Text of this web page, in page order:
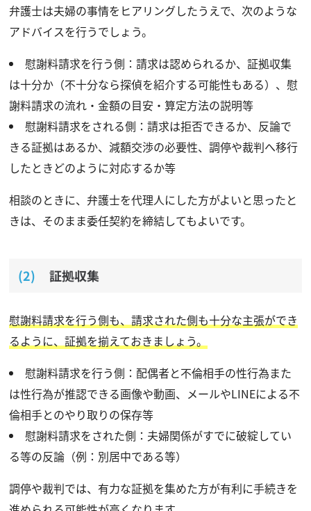
弁護士は夫婦の事情をヒアリングしたうえで、次のような
アドバイスを行うでしょう。
慰謝料請求を行う側：請求は認められるか、証拠収集
は十分か（不十分なら探偵を紹介する可能性もある）、慰
謝料請求の流れ・金額の目安・算定方法の説明等
慰謝料請求をされる側：請求は拒否できるか、反論で
きる証拠はあるか、減額交渉の必要性、調停や裁判へ移行
したときどのように対応するか等
相談のときに、弁護士を代理人にした方がよいと思ったと
きは、そのまま委任契約を締結してもよいです。
証拠収集
慰謝料請求を行う側も、請求された側も十分な主張ができ
るように、証拠を揃えておきましょう。
慰謝料請求を行う側：配偶者と不倫相手の性行為また
は性行為が推認できる画像や動画、メールやLINEによる不
倫相手とのやり取りの保存等
慰謝料請求をされた側：夫婦関係がすでに破綻してい
る等の反論（例：別居中である等）
調停や裁判では、有力な証拠を集めた方が有利に手続きを